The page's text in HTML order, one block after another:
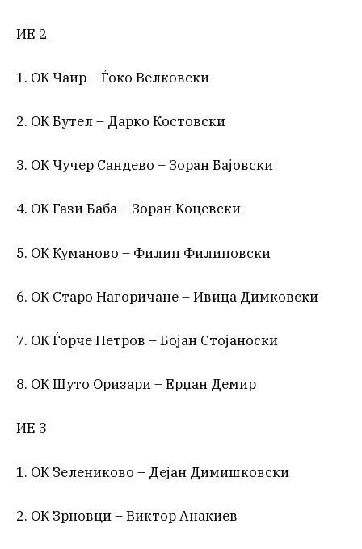
ИЕ 2
1. ОК Чаир – Ѓоко Велковски
2. ОК Бутел – Дарко Костовски
3. ОК Чучер Сандево – Зоран Бајовски
4. ОК Гази Баба – Зоран Коцевски
5. ОК Куманово – Филип Филиповски
6. ОК Старо Нагоричане – Ивица Димковски
7. ОК Ѓорче Петров – Бојан Стојаноски
8. ОК Шуто Оризари – Ерџан Демир
ИЕ 3
1. ОК Зелениково – Дејан Димишковски
2. ОК Зрновци – Виктор Анакиев